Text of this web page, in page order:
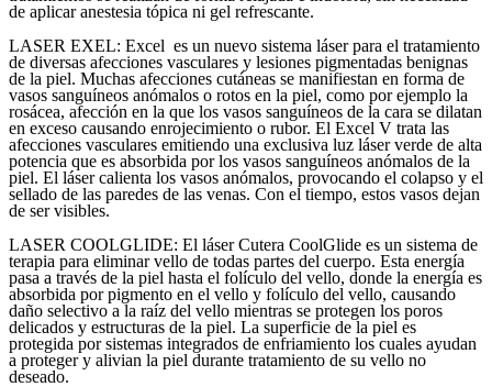
de aplicar anestesia tópica ni gel refrescante.
LASER EXEL: Excel es un nuevo sistema láser para el tratamiento
de diversas afecciones vasculares y lesiones pigmentadas benignas
de la piel. Muchas afecciones cutáneas se manifiestan en forma de
vasos sanguíneos anómalos o rotos en la piel, como por ejemplo la
rosácea, afección en la que los vasos sanguíneos de la cara se dilatan
en exceso causando enrojecimiento o rubor. El Excel V trata las
afecciones vasculares emitiendo una exclusiva luz láser verde de alta
potencia que es absorbida por los vasos sanguíneos anómalos de la
piel. El láser calienta los vasos anómalos, provocando el colapso y el
sellado de las paredes de las venas. Con el tiempo, estos vasos dejan
de ser visibles.
LASER COOLGLIDE: El láser Cutera CoolGlide es un sistema de
terapia para eliminar vello de todas partes del cuerpo. Esta energía
pasa a través de la piel hasta el folículo del vello, donde la energía es
absorbida por pigmento en el vello y folículo del vello, causando
daño selectivo a la raíz del vello mientras se protegen los poros
delicados y estructuras de la piel. La superficie de la piel es
protegida por sistemas integrados de enfriamiento los cuales ayudan
a proteger y alivian la piel durante tratamiento de su vello no
deseado.